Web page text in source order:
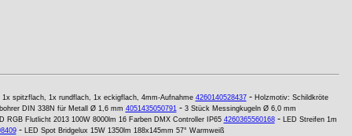
spitzflach, 1x rundflach, 1x eckigflach, 4mm-Aufnahme 4260140528437- Holzmotiv: Schildkröte
DIN 338N für Metall Ø 1,6 mm 4051435050791- 3 Stück Messingkugeln Ø 6,0 mm
RGB Flutlicht 2013 100W 8000lm 16 Farben DMX Controller IP65 4260365560168- LED Streifen 1m
- LED Spot Bridgelux 15W 1350lm 188x145mm 57° Warmweiß